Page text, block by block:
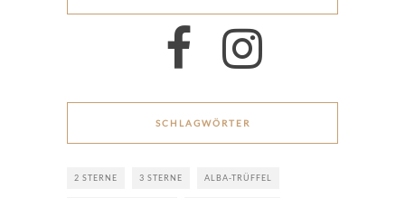
SCHLAGWÖRTER
2 STERNE 3 STERNE ALBA-TRÜFFEL